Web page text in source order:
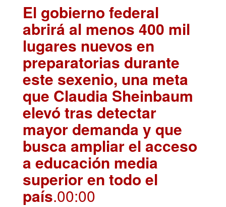
El gobierno federal
abrirá al menos 400 mil
lugares nuevos en
preparatorias durante
este sexenio, una meta
que Claudia Sheinbaum
elevó tras detectar
mayor demanda y que
busca ampliar el acceso
a educación media
superior en todo el
país.00:00